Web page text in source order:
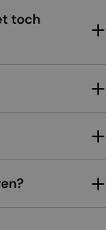
toch